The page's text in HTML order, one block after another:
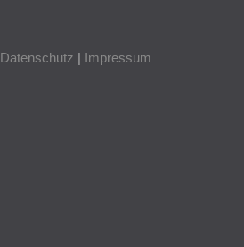
Datenschutz | Impressum